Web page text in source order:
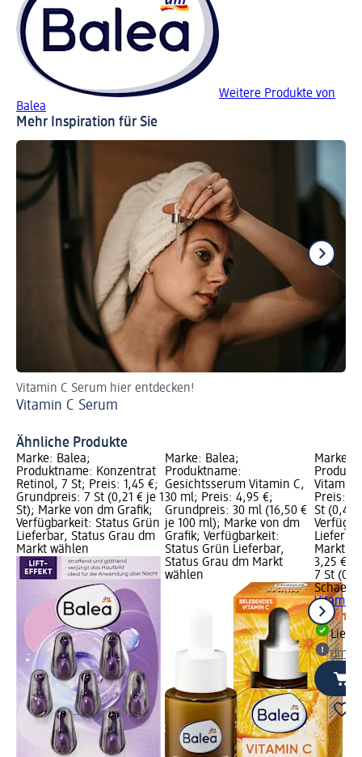
Weitere Produkte von
Balea
Mehr Inspiration für Sie
Vitamin C Serum hier entdecken!
Vitamin C Serum
Ähnliche Produkte
Marke: Balea;
Produktname: Konzentrat
Retinol, 7 St; Preis: 1,45 €;
Grundpreis: 7 St (0,21 € je 1
St); Marke von dm Grafik;
Verfügbarkeit: Status Grün
Lieferbar, Status Grau dm
Markt wählen
Marke: Balea;
Produktname:
Gesichtsserum Vitamin C,
30 ml; Preis: 4,95 €;
Grundpreis: 30 ml (16,50 €
je 100 ml); Marke von dm
Grafik; Verfügbarkeit:
Status Grün Lieferbar,
Status Grau dm Markt
wählen
Marke:
Vitamin
Preis:
St (0,46
Markt
3,25 €
7 St
Vitamin
dm